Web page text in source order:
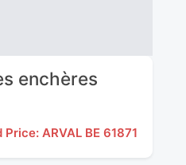
enchères
Price: ARVAL BE 61871